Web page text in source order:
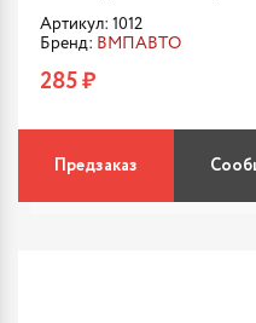
Артикул: 1012
Бренд: ВМПАВТО
285 ₽
Предзаказ